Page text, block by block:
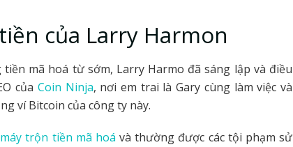
của Larry Harmon
mã hoá từ sớm, Larry Harmo đã sáng lập và điều
của Coin Ninja, nơi em trai là Gary cùng làm việc và
ví Bitcoin của công ty này.
máy trộn tiền mã hoá và thường được các tội phạm sử